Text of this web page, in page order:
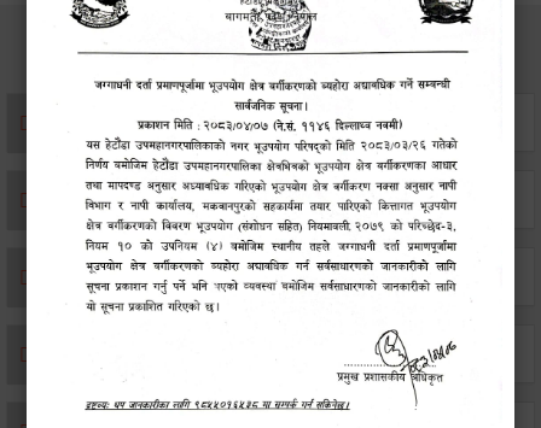
सेवाहरु
संस्था दर्ता सिफारिस
एकिकृत सम्पत्ति कर/घर जग्गा कर
विवाह दर्ता